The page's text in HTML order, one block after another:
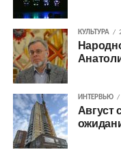
КУЛЬТУРА
ИНТЕРВЬЮ
Август